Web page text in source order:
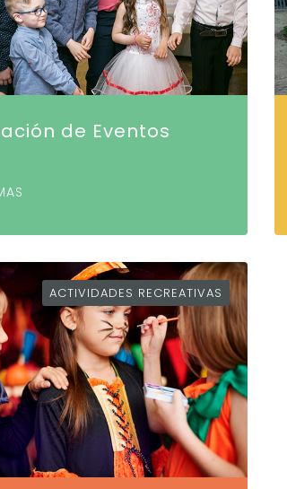
de Eventos
ACTIVIDADES RECREATIVAS